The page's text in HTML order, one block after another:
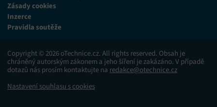
Zásady cookies
Inzerce
Pravidla soutěže
Copyright © 2026 oTechnice.cz. All rights reserved. Obsah je
chráněný autorským zákonem a jeho šíření je zakázáno. V případě
dotazů nás prosím kontaktujte na redakce@otechnice.cz
Nastavení souhlasu s cookies